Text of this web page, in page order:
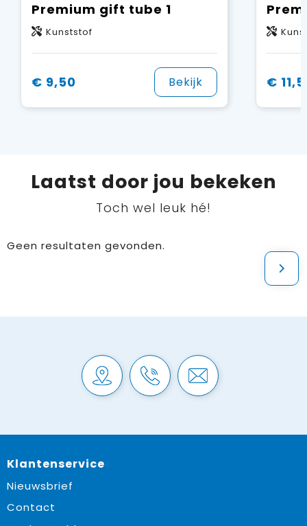
Premium gift tube 1
Kunststof
€ 9,50 Bekijk €
Laatst door jou bekeken
Toch wel leuk hé!
Geen resultaten gevonden.
Klantenservice
Nieuwsbrief
Contact